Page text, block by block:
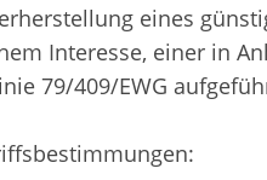
eines
Interesse, einer in
79/409/EWG